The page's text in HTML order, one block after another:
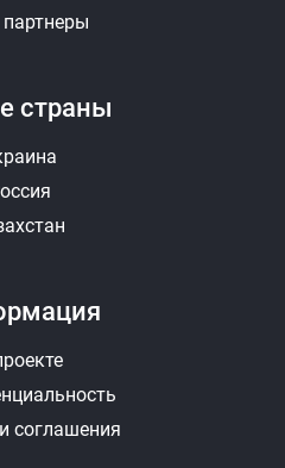
страны
соглашения